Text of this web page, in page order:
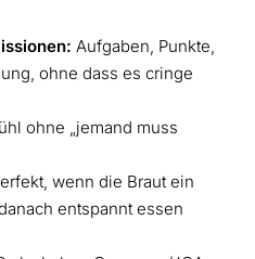
Aufgaben, Punkte,
ohne dass es cringe
ohne „jemand muss
wenn die Braut ein
entspannt essen